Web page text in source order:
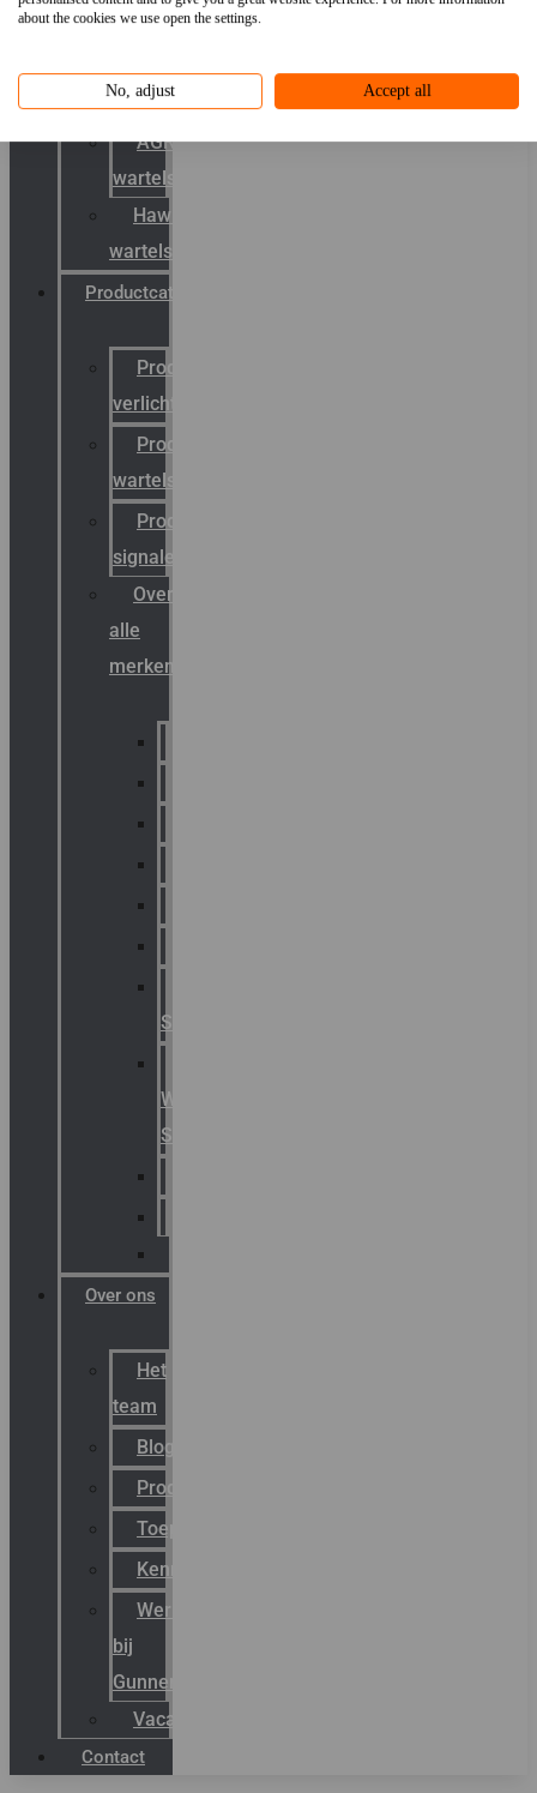
about the cookies we use open the settings.
No, adjust Accept all
mobility
schermstromen
AGRO
wartels
Hawke
wartels
Productcatalogus
Productcatalogus
verlichting
Productcatalogus
wartels
Productcatalogus
signalering
Overzicht
alle
merken
Signaling
Warning
Signals
Over ons
Het
team
Blog
Productnieuws
Toepassingen
Kenniscentrum
Werken
bij
Gunneman
Vacatures
Contact